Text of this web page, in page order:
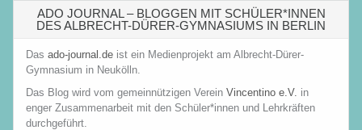
ADO JOURNAL – BLOGGEN MIT SCHÜLER*INNEN
DES ALBRECHT-DÜRER-GYMNASIUMS IN BERLIN
Das ado-journal.de ist ein Medienprojekt am Albrecht-Dürer-
Gymnasium in Neukölln.
Das Blog wird vom gemeinnützigen Verein Vincentino e.V. in
enger Zusammenarbeit mit den Schüler*innen und Lehrkräften
durchgeführt.